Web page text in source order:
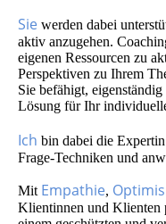
Sie werden dabei
aktiv anzugehen.
eigenen Ressourcen zu
Perspektiven zu Ihrem
Sie befähigt,
Lösung für Ihr
Ich bin dabei die
Frage-Techniken und
Mit Empathie,
Klientinnen und Klienten